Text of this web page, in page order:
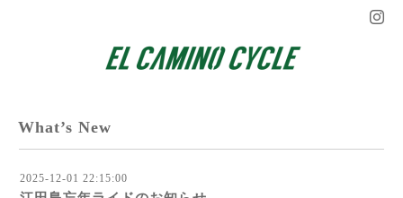
What’s New
2025-12-01 22:15:00